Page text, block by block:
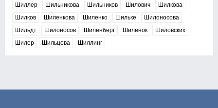
Шиллер
Шильникова Шильников Шилович
Шилкова
Шилков
Шиленкова Шиленко Шильке
Шилоносова
Шильдт
Шилоносов Шиленберг Шилёнок
Шиловских
Шилер
Шильцева Шиллинг